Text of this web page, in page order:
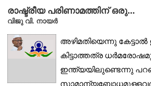
രാഷ്ട്രീയ പരിണാമത്തിന് ഒരു...
വിജു വി. നായര്‍
അഴിമതിയെന്നു കേട്ടാൽ
കിട്ടാത്തത്ര
ഇന്ത്യയിലുണ്ടെന്നു